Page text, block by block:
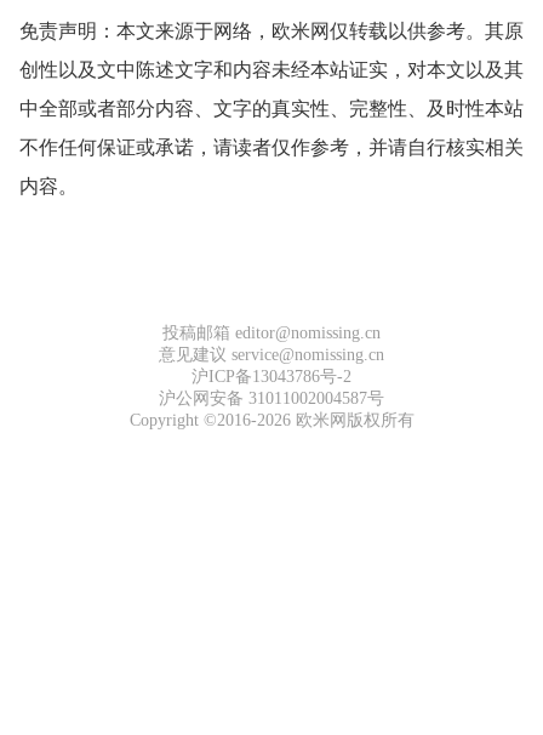
免责声明：本文来源于网络，欧米网仅转载以供参考。其原
创性以及文中陈述文字和内容未经本站证实，对本文以及其
中全部或者部分内容、文字的真实性、完整性、及时性本站
不作任何保证或承诺，请读者仅作参考，并请自行核实相关
内容。
投稿邮箱 editor@nomissing.cn
意见建议 service@nomissing.cn
沪ICP备13043786号-2
沪公网安备 31011002004587号
Copyright ©2016-2026 欧米网版权所有